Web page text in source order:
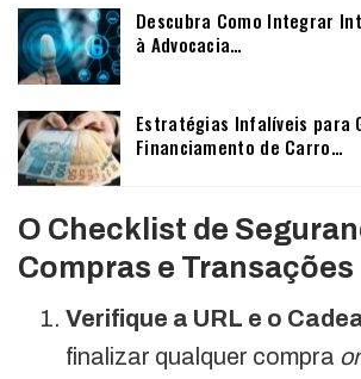
Descubra Como Integrar
à Advocacia…
Estratégias Infalíveis para
Financiamento de Carro…
O Checklist de
Compras e Transações
Verifique a URL e o
finalizar qualquer compra